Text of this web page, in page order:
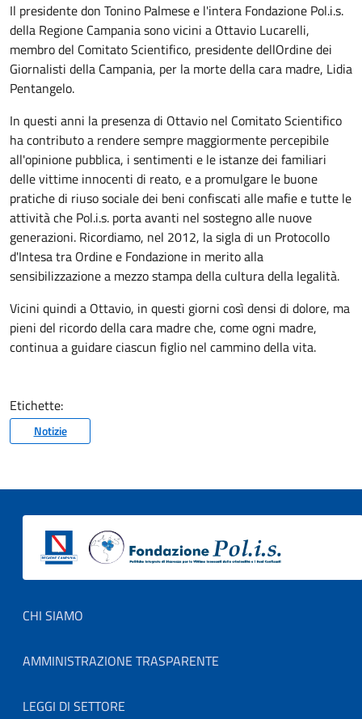
Il presidente don Tonino Palmese e l'intera Fondazione Pol.i.s.
della Regione Campania sono vicini a Ottavio Lucarelli,
membro del Comitato Scientifico, presidente dellOrdine dei
Giornalisti della Campania, per la morte della cara madre, Lidia
Pentangelo.
In questi anni la presenza di Ottavio nel Comitato Scientifico
ha contributo a rendere sempre maggiormente percepibile
all'opinione pubblica, i sentimenti e le istanze dei familiari
delle vittime innocenti di reato, e a promulgare le buone
pratiche di riuso sociale dei beni confiscati alle mafie e tutte le
attività che Pol.i.s. porta avanti nel sostegno alle nuove
generazioni. Ricordiamo, nel 2012, la sigla di un Protocollo
d'Intesa tra Ordine e Fondazione in merito alla
sensibilizzazione a mezzo stampa della cultura della legalità.
Vicini quindi a Ottavio, in questi giorni così densi di dolore, ma
pieni del ricordo della cara madre che, come ogni madre,
continua a guidare ciascun figlio nel cammino della vita.
Etichette:
Notizie
Footer menu
CHI SIAMO
AMMINISTRAZIONE TRASPARENTE
LEGGI DI SETTORE